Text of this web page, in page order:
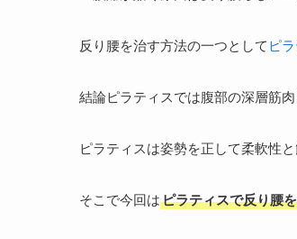
反り腰を治す方法の一つとして ピ
結論ピラティスでは腹部の深層筋
ピラティスは姿勢を正して柔軟性
そこで今回はピラティスで反り腰